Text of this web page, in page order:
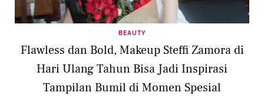
BEAUTY
Flawless dan Bold, Makeup Steffi Zamora di
Hari Ulang Tahun Bisa Jadi Inspirasi
Tampilan Bumil di Momen Spesial